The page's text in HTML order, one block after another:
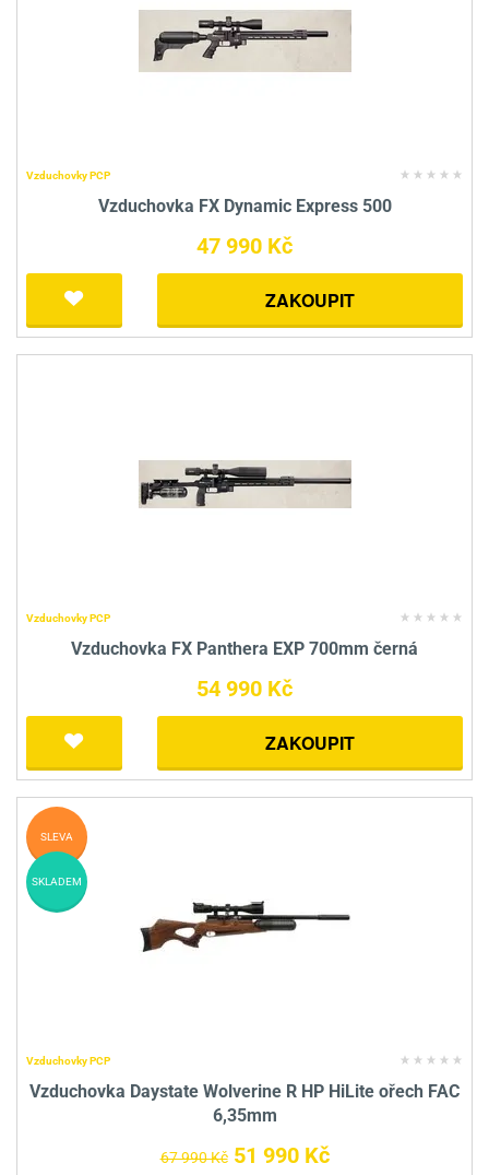
Vzduchovky PCP
Vzduchovka FX Dynamic Express 500
47 990 Kč
ZAKOUPIT
Vzduchovky PCP
Vzduchovka FX Panthera EXP 700mm černá
54 990 Kč
ZAKOUPIT
Vzduchovky PCP
Vzduchovka Daystate Wolverine R HP HiLite ořech FAC
6,35mm
67 990 Kč 51 990 Kč
SLEVA
SKLADEM